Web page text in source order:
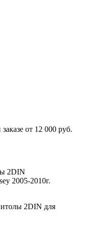
от 12 000 руб.
2DIN
2005-2010г.
2DIN для